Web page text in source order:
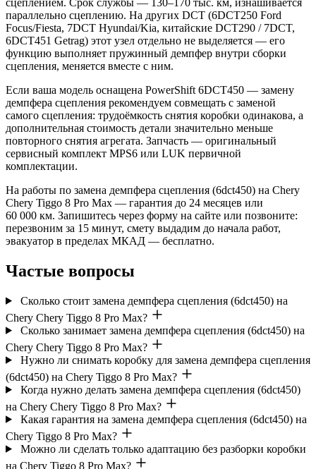
сцеплением. Срок службы — 130–170 тыс. км, изнашивается
параллельно сцеплению. На других DCT (6DCT250 Ford
Focus/Fiesta, 7DCT Hyundai/Kia, китайские DCT290 / 7DCT,
6DCT451 Getrag) этот узел отдельно не выделяется — его
функцию выполняет пружинный демпфер внутри сборки
сцепления, меняется вместе с ним.
Если ваша модель оснащена PowerShift 6DCT450 — замену
демпфера сцепления рекомендуем совмещать с заменой
самого сцепления: трудоёмкость снятия коробки одинакова, а
дополнительная стоимость детали значительно меньше
повторного снятия агрегата. Запчасть — оригинальный
сервисный комплект MPS6 или LUK первичной
комплектации.
На работы по замена демпфера сцепления (6dct450) на Chery
Chery Tiggo 8 Pro Max — гарантия до 24 месяцев или
60 000 км. Запишитесь через форму на сайте или позвоните:
перезвоним за 15 минут, смету выдадим до начала работ,
эвакуатор в пределах МКАД — бесплатно.
Частые вопросы
Сколько стоит замена демпфера сцепления (6dct450) на
Chery Chery Tiggo 8 Pro Max?
Сколько занимает замена демпфера сцепления (6dct450) на
Chery Chery Tiggo 8 Pro Max?
Нужно ли снимать коробку для замена демпфера сцепления
(6dct450) на Chery Tiggo 8 Pro Max?
Когда нужно делать замена демпфера сцепления (6dct450)
на Chery Chery Tiggo 8 Pro Max?
Какая гарантия на замена демпфера сцепления (6dct450) на
Chery Tiggo 8 Pro Max?
Можно ли сделать только адаптацию без разборки коробки
на Chery Tiggo 8 Pro Max?